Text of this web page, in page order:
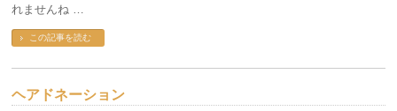
れませんね …
この記事を読む
ヘアドネーション